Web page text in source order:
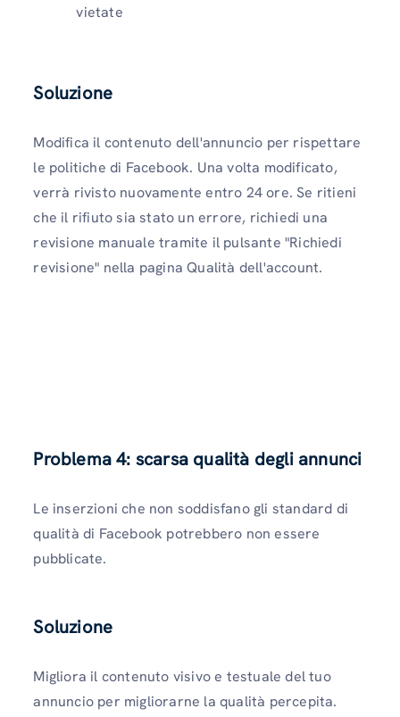
vietate
Soluzione
Modifica il contenuto dell'annuncio per rispettare
le politiche di Facebook. Una volta modificato,
verrà rivisto nuovamente entro 24 ore. Se ritieni
che il rifiuto sia stato un errore, richiedi una
revisione manuale tramite il pulsante "Richiedi
revisione" nella pagina Qualità dell'account.
Problema 4: scarsa qualità degli annunci
Le inserzioni che non soddisfano gli standard di
qualità di Facebook potrebbero non essere
pubblicate.
Soluzione
Migliora il contenuto visivo e testuale del tuo
annuncio per migliorarne la qualità percepita.